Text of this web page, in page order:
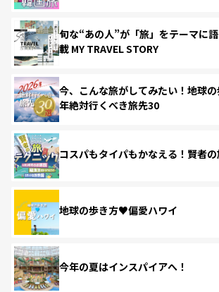
旬な“あの人”が「旅」をテーマに
載 MY TRAVEL STORY
今、こんな旅がしてみたい！地球
年絶対行くべき旅先30
コスパもタイパもかなえる！賢者
地球の歩き方♥偏愛ハワイ
今年の夏はインスパイアへ！